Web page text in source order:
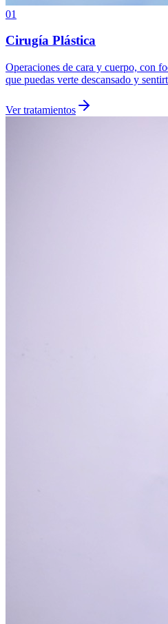
01
Cirugía Plástica
Operaciones de cara y cuerpo, con
que puedas verte descansado y
Ver tratamientos